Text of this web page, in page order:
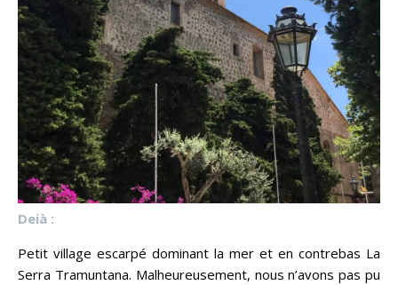
Deià :
Petit village escarpé dominant la mer et en contrebas La
Serra Tramuntana. Malheureusement, nous n’avons pas pu